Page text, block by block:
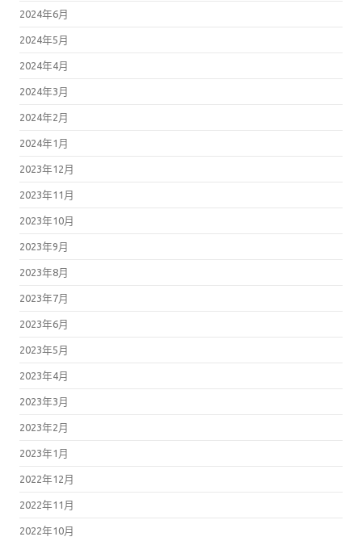
2024年6月
2024年5月
2024年4月
2024年3月
2024年2月
2024年1月
2023年12月
2023年11月
2023年10月
2023年9月
2023年8月
2023年7月
2023年6月
2023年5月
2023年4月
2023年3月
2023年2月
2023年1月
2022年12月
2022年11月
2022年10月